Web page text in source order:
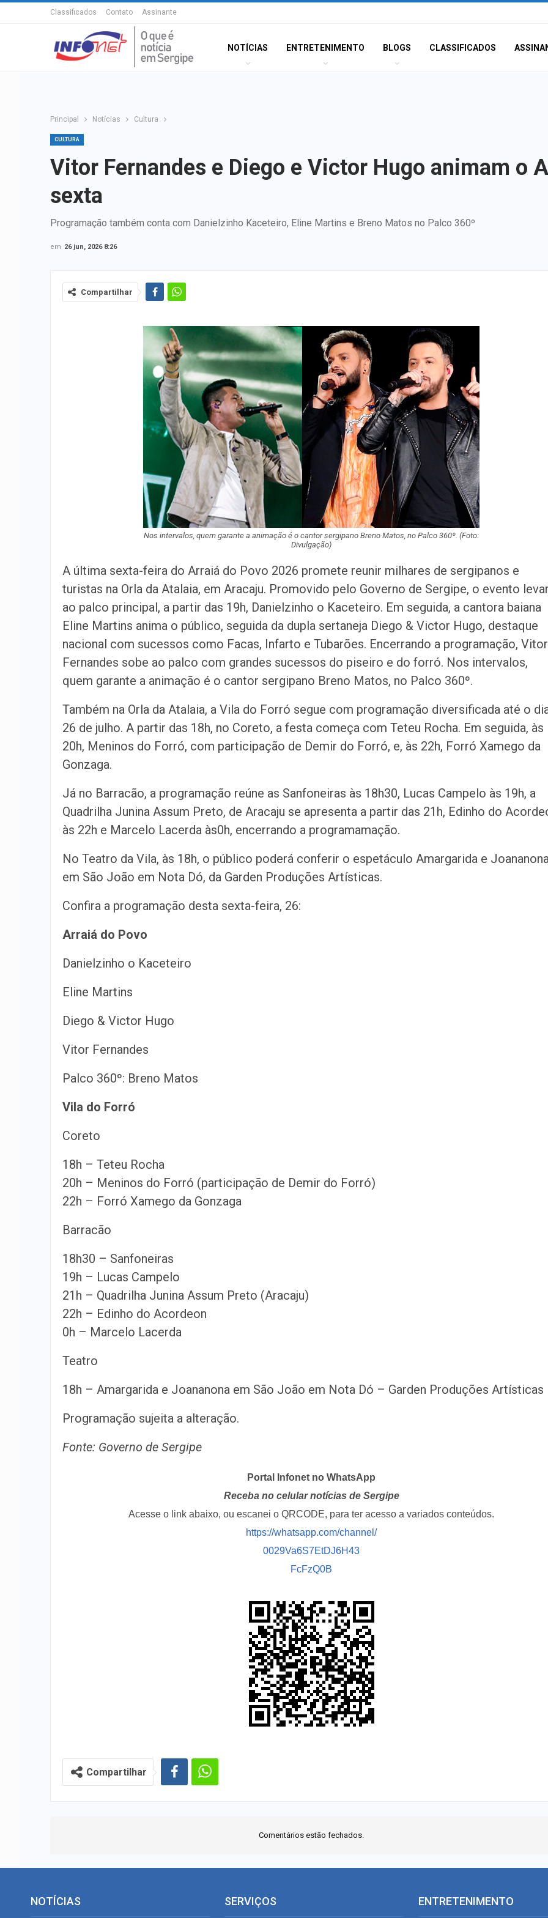
Classificados Contato Assinante
NOTÍCIAS ENTRETENIMENTO BLOGS CLASSIFICADOS
Principal Notícias Cultura
CULTURA
Vitor Fernandes e Diego e Victor Hugo animam o
sexta
Programação também conta com Danielzinho Kaceteiro, Eline Martins e Breno Matos no Palco 360º
em 26 jun, 2026 8:26
Compartilhar
Nos intervalos, quem garante a animação é o cantor sergipano Breno Matos, no Palco 360º. (Foto:
Divulgação)
A última sexta-feira do Arraiá do Povo 2026 promete reunir milhares de sergipanos e
turistas na Orla da Atalaia, em Aracaju. Promovido pelo Governo de Sergipe, o evento
ao palco principal, a partir das 19h, Danielzinho o Kaceteiro. Em seguida, a cantora baiana
Eline Martins anima o público, seguida da dupla sertaneja Diego & Victor Hugo, destaque
nacional com sucessos como Facas, Infarto e Tubarões. Encerrando a programação, Vitor
Fernandes sobe ao palco com grandes sucessos do piseiro e do forró. Nos intervalos,
quem garante a animação é o cantor sergipano Breno Matos, no Palco 360º.
Também na Orla da Atalaia, a Vila do Forró segue com programação diversificada até o
26 de julho. A partir das 18h, no Coreto, a festa começa com Teteu Rocha. Em seguida, às
20h, Meninos do Forró, com participação de Demir do Forró, e, às 22h, Forró Xamego da
Gonzaga.
Já no Barracão, a programação reúne as Sanfoneiras às 18h30, Lucas Campelo às 19h, a
Quadrilha Junina Assum Preto, de Aracaju se apresenta a partir das 21h, Edinho do
às 22h e Marcelo Lacerda às0h, encerrando a programamação.
No Teatro da Vila, às 18h, o público poderá conferir o espetáculo Amargarida e
em São João em Nota Dó, da Garden Produções Artísticas.
Confira a programação desta sexta-feira, 26:
Arraiá do Povo
Danielzinho o Kaceteiro
Eline Martins
Diego & Victor Hugo
Vitor Fernandes
Palco 360º: Breno Matos
Vila do Forró
Coreto
18h – Teteu Rocha
20h – Meninos do Forró (participação de Demir do Forró)
22h – Forró Xamego da Gonzaga
Barracão
18h30 – Sanfoneiras
19h – Lucas Campelo
21h – Quadrilha Junina Assum Preto (Aracaju)
22h – Edinho do Acordeon
0h – Marcelo Lacerda
Teatro
18h – Amargarida e Joananona em São João em Nota Dó – Garden Produções Artísticas
Programação sujeita a alteração.
Fonte: Governo de Sergipe
Portal Infonet no WhatsApp
Receba no celular notícias de Sergipe
Acesse o link abaixo, ou escanei o QRCODE, para ter acesso a variados conteúdos.
https://whatsapp.com/channel/
0029Va6S7EtDJ6H43
FcFzQ0B
Compartilhar
Comentários estão fechados.
NOTÍCIAS SERVIÇOS ENTRETENIMENTO